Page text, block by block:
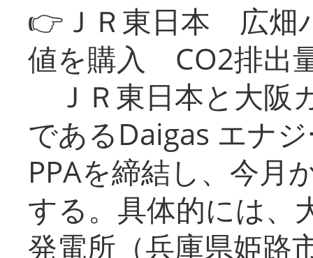
👉ＪＲ東日本 広畑
値を購入 CO2排出
ＪＲ東日本と大阪
であるDaigas エナ
PPAを締結し、今月
する。具体的には、
発電所（兵庫県姫路